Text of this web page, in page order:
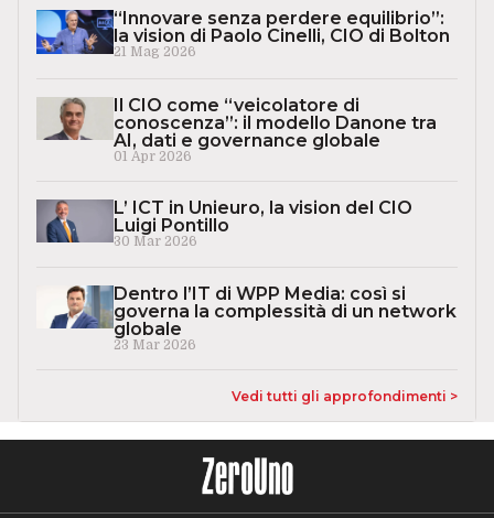
“Innovare senza perdere equilibrio”:
la vision di Paolo Cinelli, CIO di Bolton
21 Mag 2026
Il CIO come “veicolatore di
conoscenza”: il modello Danone tra
AI, dati e governance globale
01 Apr 2026
L’ ICT in Unieuro, la vision del CIO
Luigi Pontillo
30 Mar 2026
Dentro l’IT di WPP Media: così si
governa la complessità di un network
globale
23 Mar 2026
Vedi tutti gli approfondimenti >